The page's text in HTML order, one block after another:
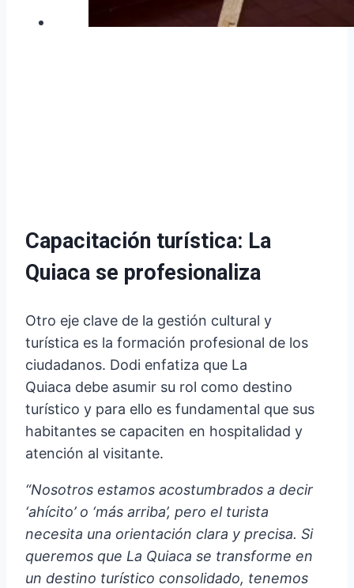
Capacitación turística: La
Quiaca se profesionaliza
Otro eje clave de la gestión cultural y
turística es la formación profesional de los
ciudadanos. Dodi enfatiza que La
Quiaca debe asumir su rol como destino
turístico y para ello es fundamental que sus
habitantes se capaciten en hospitalidad y
atención al visitante.
“Nosotros estamos acostumbrados a decir
‘ahícito’ o ‘más arriba’, pero el turista
necesita una orientación clara y precisa. Si
queremos que La Quiaca se transforme en
un destino turístico consolidado, tenemos